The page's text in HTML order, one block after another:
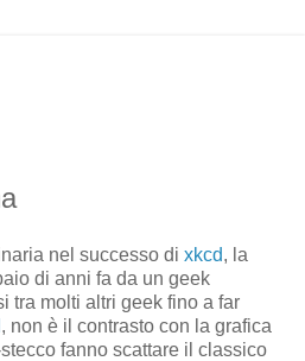
nel successo di xkcd, la
di anni fa da un geek
tra molti altri geek fino a far
, non è il contrasto con la grafica
fanno scattare il classico